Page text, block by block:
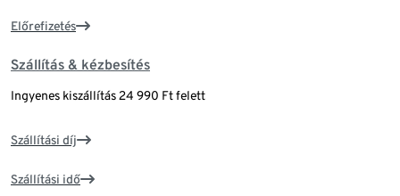
Előrefizetés
Szállítás & kézbesítés
Ingyenes kiszállítás 24 990 Ft felett
Szállítási díj
Szállítási idő